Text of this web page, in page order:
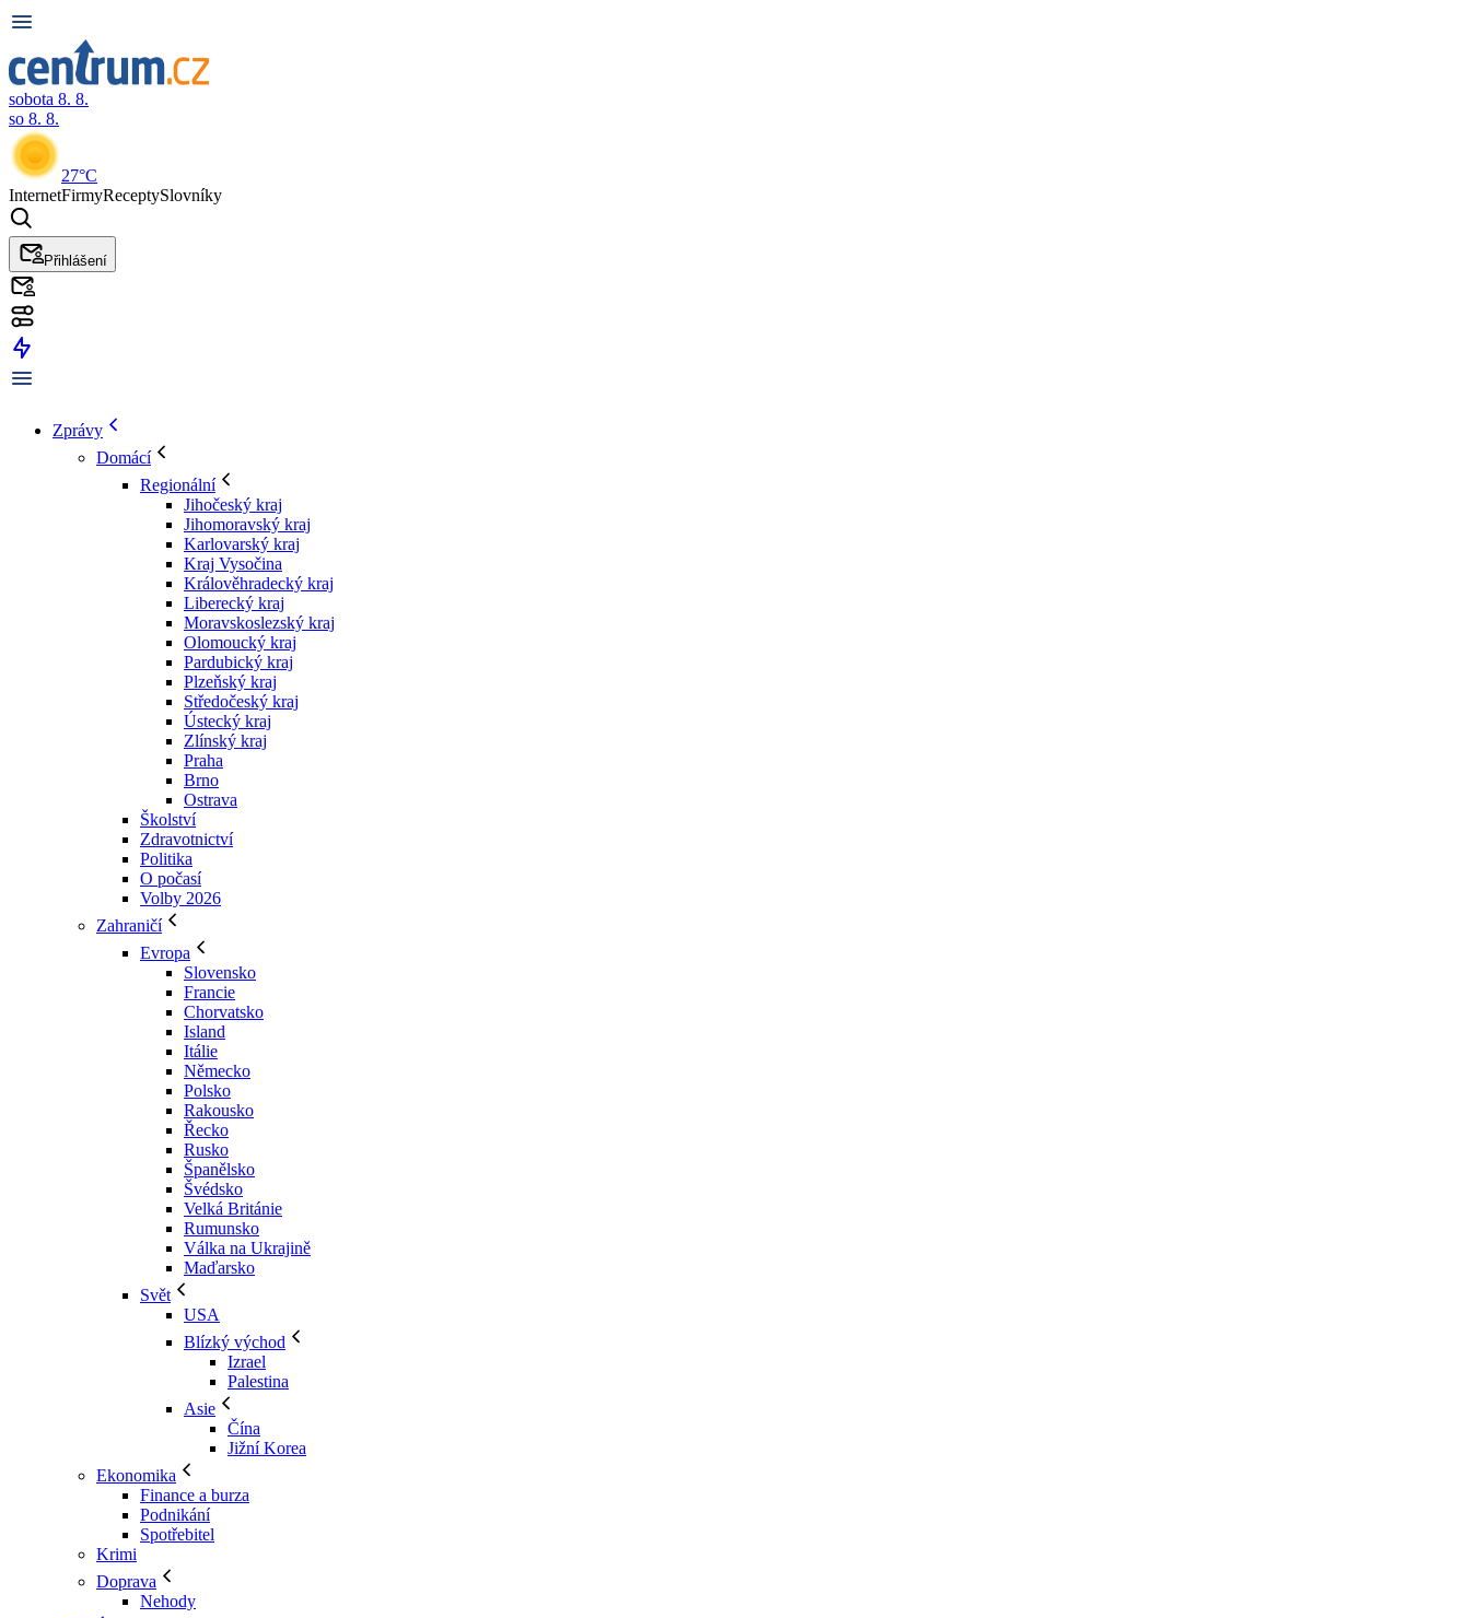
sobota 8. 8.
so 8. 8.
27°C
InternetFirmyReceptySlovníky
Přihlášení
Zprávy
Domácí
Regionální
Jihočeský kraj
Jihomoravský kraj
Karlovarský kraj
Kraj Vysočina
Králověhradecký kraj
Liberecký kraj
Moravskoslezský kraj
Olomoucký kraj
Pardubický kraj
Plzeňský kraj
Středočeský kraj
Ústecký kraj
Zlínský kraj
Praha
Brno
Ostrava
Školství
Zdravotnictví
Politika
O počasí
Volby 2026
Zahraničí
Evropa
Slovensko
Francie
Chorvatsko
Island
Itálie
Německo
Polsko
Rakousko
Řecko
Rusko
Španělsko
Švédsko
Velká Británie
Rumunsko
Válka na Ukrajině
Maďarsko
Svět
USA
Blízký východ
Izrael
Palestina
Asie
Čína
Jižní Korea
Ekonomika
Finance a burza
Podnikání
Spotřebitel
Krimi
Doprava
Nehody